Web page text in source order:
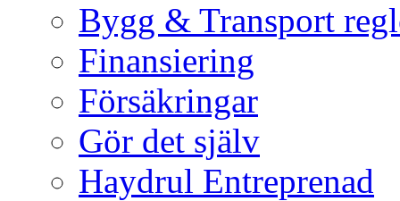
Bygg & Transport
Finansiering
Försäkringar
Gör det själv
Haydrul Entreprenad